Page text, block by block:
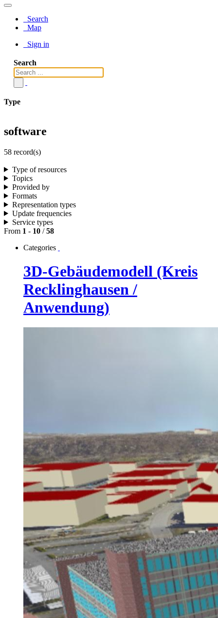
Search
Map
Sign in
Search
Type
software
58 record(s)
Type of resources
Topics
Provided by
Formats
Representation types
Update frequencies
Service types
From 1 - 10 /58
Categories
3D-Gebäudemodell (Kreis
Recklinghausen /
Anwendung)